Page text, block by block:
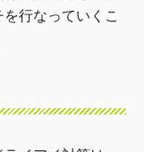
行なっていくこ